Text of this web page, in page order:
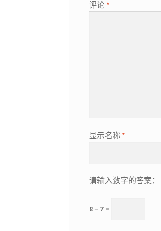
评论 *
显示名称 *
请输入数字的答案：
8 − 7 =